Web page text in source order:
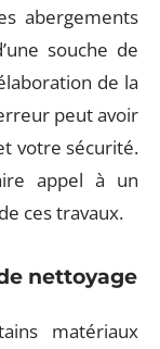
abergements
souche de
de la
peut avoir
votre sécurité.
appel à un
ces travaux.
nettoyage
matériaux